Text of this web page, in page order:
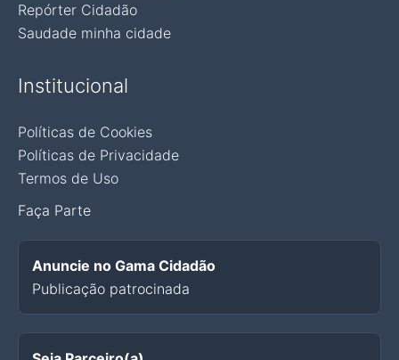
Repórter Cidadão
Saudade minha cidade
Institucional
Políticas de Cookies
Políticas de Privacidade
Termos de Uso
Faça Parte
Anuncie no Gama Cidadão
Publicação patrocinada